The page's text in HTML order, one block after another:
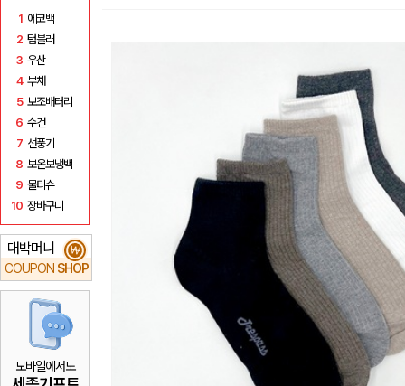
1 에코백
2 텀블러
3 우산
4 부채
5 보조배터리
6 수건
7 선풍기
8 보온보냉백
9 물티슈
10 장바구니
대박머니
COUPON SHOP
₩
모바일에서도